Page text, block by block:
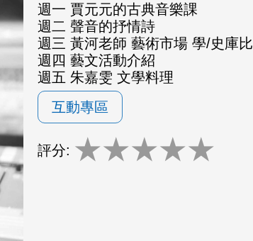
週一 賈元元的古典音樂課
週二 聲音的抒情詩
週三 黃河老師 藝術市場 學/史庫
週四 藝文活動介紹
週五 朱嘉雯 文學料理
互動專區
評分: ★★★★★